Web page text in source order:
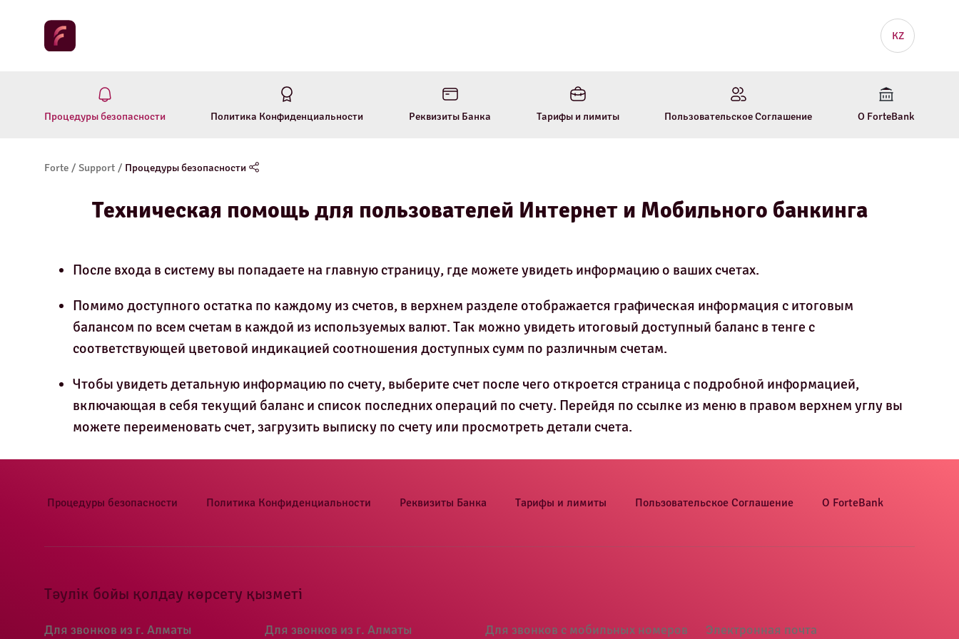
KZ
Процедуры безопасности Политика Конфиденциальности Реквизиты Банка Тарифы и лимиты Пользовательское Соглашение О ForteBank
Forte / Support / Процедуры безопасности
Техническая помощь для пользователей Интернет и Мобильного банкинга
После входа в систему вы попадаете на главную страницу, где можете увидеть информацию о ваших счетах.
Помимо доступного остатка по каждому из счетов, в верхнем разделе отображается графическая информация с итоговым
балансом по всем счетам в каждой из используемых валют. Так можно увидеть итоговый доступный баланс в тенге с
соответствующей цветовой индикацией соотношения доступных сумм по различным счетам.
Чтобы увидеть детальную информацию по счету, выберите счет после чего откроется страница с подробной информацией,
включающая в себя текущий баланс и список последних операций по счету. Перейдя по ссылке из меню в правом верхнем углу вы
можете переименовать счет, загрузить выписку по счету или просмотреть детали счета.
Процедуры безопасности Политика Конфиденциальности Реквизиты Банка Тарифы и лимиты Пользовательское Соглашение О ForteBank
Тәулік бойы қолдау көрсету қызметі
Для звонков из г. Алматы Для звонков из г. Алматы Для звонков с мобильных номеров Электронная почта